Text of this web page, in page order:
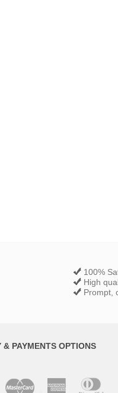
100%
High
Prompt,
& PAYMENTS OPTIONS